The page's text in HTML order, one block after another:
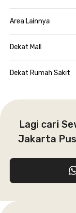
Area Lainnya
Dekat Mall
Dekat Rumah Sakit
Lagi cari
Jakarta